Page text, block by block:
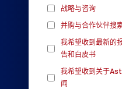
战略与咨询
并购与合作伙伴搜
我希望收到最新的
告和白皮书
我希望收到关于
闻